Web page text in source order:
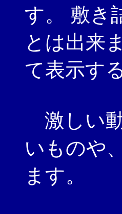
す。 敷き
とは出来
て表示す
激しい
いものや
ます。